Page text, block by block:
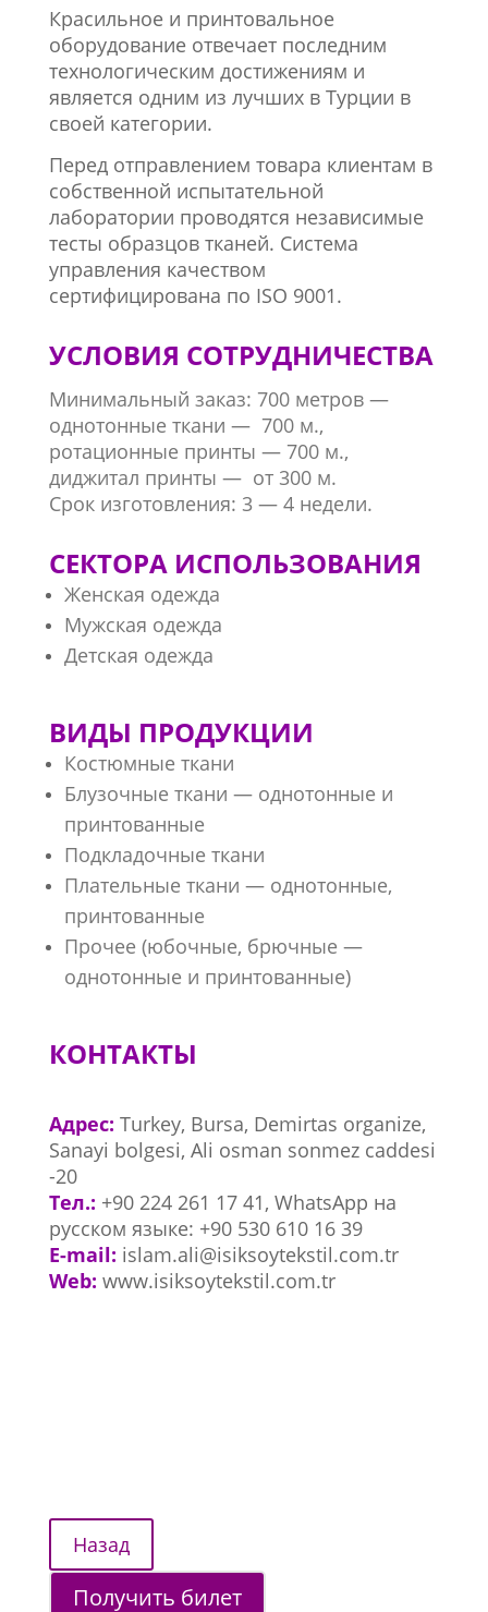
Красильное и принтовальное
оборудование отвечает последним
технологическим достижениям и
является одним из лучших в Турции в
своей категории.
Перед отправлением товара клиентам в
собственной испытательной
лаборатории проводятся независимые
тесты образцов тканей. Система
управления качеством
сертифицирована по ISО 9001.
УСЛОВИЯ СОТРУДНИЧЕСТВА
Минимальный заказ: 700 метров —
однотонные ткани — 700 м.,
ротационные принты — 700 м.,
диджитал принты — от 300 м.
Срок изготовления: 3 — 4 недели.
СЕКТОРА ИСПОЛЬЗОВАНИЯ
Женская одежда
Мужская одежда
Детская одежда
ВИДЫ ПРОДУКЦИИ
Костюмные ткани
Блузочные ткани — однотонные и
принтованные
Подкладочные ткани
Плательные ткани — однотонные,
принтованные
Прочее (юбочные, брючные —
однотонные и принтованные)
КОНТАКТЫ
Адрес: Turkey, Bursa, Demirtas organize,
Sanayi bolgesi, Ali osman sonmez caddesi
-20
Тел.: +90 224 261 17 41, WhatsApp на
русском языке: +90 530 610 16 39
E-mail: islam.ali@isiksoytekstil.com.tr
Web: www.isiksoytekstil.com.tr
Получить билет